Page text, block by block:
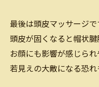
最後は頭皮マッサージで
頭皮が固くなると帽状
お顔にも影響が感じられ
若見えの大敵になる恐れ